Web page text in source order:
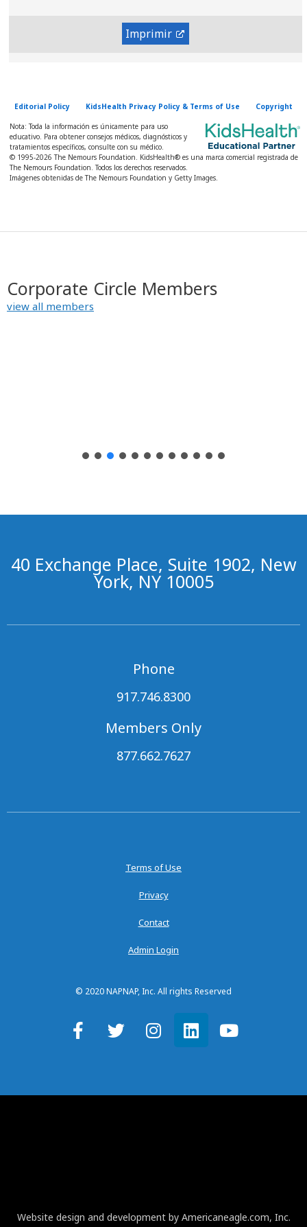
Imprimir
Editorial Policy KidsHealth Privacy Policy & Terms of Use Copyright
Nota: Toda la información es únicamente para uso
educativo. Para obtener consejos médicos, diagnósticos y
tratamientos específicos, consulte con su médico.
© 1995-2026 The Nemours Foundation. KidsHealth® es una marca comercial registrada de
The Nemours Foundation. Todos los derechos reservados.
Imágenes obtenidas de The Nemours Foundation y Getty Images.
Corporate Circle Members
view all members
40 Exchange Place, Suite 1902, New
York, NY 10005
Phone
917.746.8300
Members Only
877.662.7627
Terms of Use
Privacy
Contact
Admin Login
© 2020 NAPNAP, Inc. All rights Reserved
Website design and development by Americaneagle.com, Inc.